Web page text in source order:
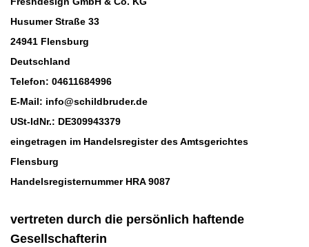
Husumer Straße 33
24941 Flensburg
Deutschland
Telefon: 04611684996
E-Mail: info@schildbruder.de
USt-IdNr.: DE309943379
eingetragen im Handelsregister des Amtsgerichtes
Flensburg
Handelsregisternummer HRA 9087
vertreten durch die persönlich haftende
Gesellschafterin